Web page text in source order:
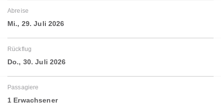
Abreise
Mi., 29. Juli 2026
Rückflug
Do., 30. Juli 2026
Passagiere
1 Erwachsener